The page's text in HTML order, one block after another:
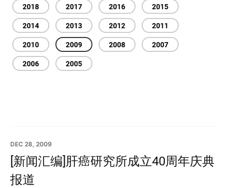
2018
2017 2016
2015
2014
2013 2012
2011
2010
2009 2008
2007
2006
2005
DEC 28, 2009
[新闻汇编]肝癌研究所成立40周年庆典
报道